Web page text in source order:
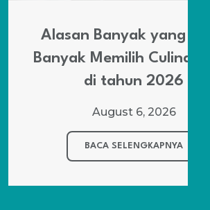
Banyak yang Lebih
Culinary Art
tahun 2026
SELENGKAPNYA